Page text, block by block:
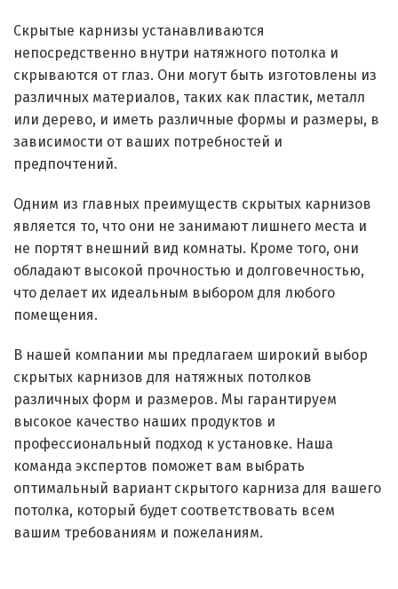
Скрытые карнизы устанавливаются
непосредственно внутри натяжного потолка и
скрываются от глаз. Они могут быть изготовлены из
различных материалов, таких как пластик, металл
или дерево, и иметь различные формы и размеры, в
зависимости от ваших потребностей и
предпочтений.
Одним из главных преимуществ скрытых карнизов
является то, что они не занимают лишнего места и
не портят внешний вид комнаты. Кроме того, они
обладают высокой прочностью и долговечностью,
что делает их идеальным выбором для любого
помещения.
В нашей компании мы предлагаем широкий выбор
скрытых карнизов для натяжных потолков
различных форм и размеров. Мы гарантируем
высокое качество наших продуктов и
профессиональный подход к установке. Наша
команда экспертов поможет вам выбрать
оптимальный вариант скрытого карниза для вашего
потолка, который будет соответствовать всем
вашим требованиям и пожеланиям.